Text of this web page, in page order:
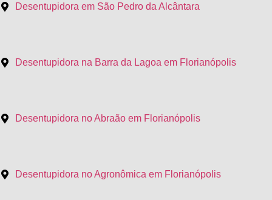
Desentupidora em São Pedro da Alcântara
Desentupidora na Barra da Lagoa em Florianópolis
Desentupidora no Abraão em Florianópolis
Desentupidora no Agronômica em Florianópolis